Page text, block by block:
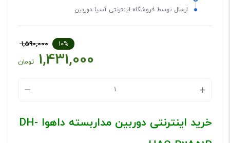
ارسال توسط فروشگاه اینترنتی آسیا دوربین
10%
1,590,000
1,431,000 تومان
خرید اینترنتی دوربین مداربسته داهوا DH-